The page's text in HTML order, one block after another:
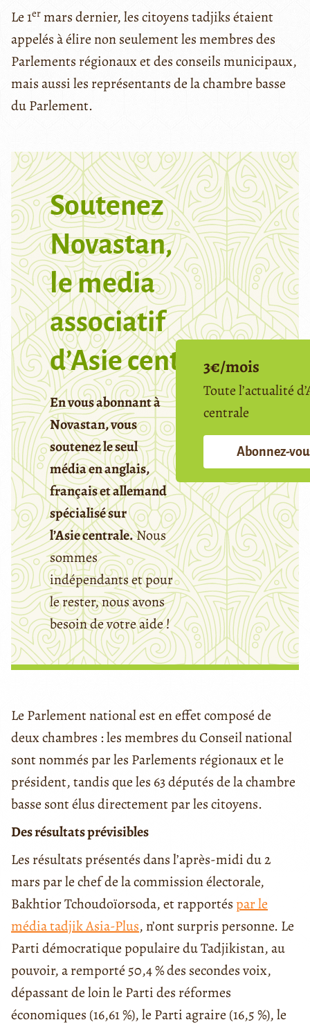
Le 1er mars dernier, les citoyens tadjiks étaient
appelés à élire non seulement les membres des
Parlements régionaux et des conseils municipaux,
mais aussi les représentants de la chambre basse
du Parlement.
Soutenez
Novastan,
le media
associatif
d’Asie centrale
En vous abonnant à
Novastan, vous
soutenez le seul
média en anglais,
français et allemand
spécialisé sur
l’Asie centrale.Nous
sommes
indépendants et pour
le rester, nous avons
besoin de votre aide !
3€/mois
Toute l’actualité
centrale
Abonnez-
Le Parlement national est en effet composé de
deux chambres : les membres du Conseil national
sont nommés par les Parlements régionaux et le
président, tandis que les 63 députés de la chambre
basse sont élus directement par les citoyens.
Des résultats prévisibles
Les résultats présentés dans l’après-midi du 2
mars par le chef de la commission électorale,
Bakhtior Tchoudoïorsoda, et rapportéspar le
média tadjik Asia-Plus, n’ont surpris personne. Le
Parti démocratique populaire du Tadjikistan, au
pouvoir, a remporté 50,4 % des secondes voix,
dépassant de loin le Parti des réformes
économiques (16,61 %), le Parti agraire (16,5 %), le